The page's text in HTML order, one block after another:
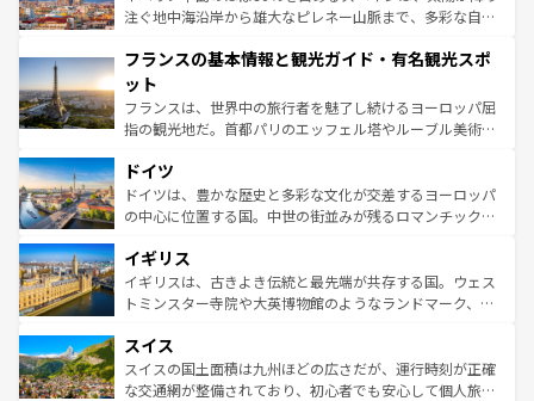
ピザやパスタなど、絶品のイタリア料理を堪能することも
ませてくれるイタリアで、忘れられない旅をしてみよう！
なお、新着のイタリア情報は
しい。
注ぐ地中海沿岸から雄大なピレネー山脈まで、多彩な自然
文化が根付くこの国では、情熱的なフラメンコ、熱気あふ
れる闘牛、そして美味しいタパスが生活の一部となってい
る。首都マドリードの洗練された雰囲気や、バルセロナの
アートに溢れた街角から、地方では古代ローマ遺跡や中世
せる。地方によって風土や気候が異なるスペインはその個
性で訪れる人を魅了する。 なお、新着のスペイン情報は コ
ンテンツ一覧を参照してほしい。
フランスの基本情報と観光ガイド・有名観光スポ
ット
フランスは、世界中の旅行者を魅了し続けるヨーロッパ屈
指の観光地だ。首都パリのエッフェル塔やルーブル美術館
で、幅広い魅力が詰まっている。華麗な宮殿、歴史的な大
聖堂、美しいビーチ、そして豊かな自然が、訪れる者を心
から魅了する。また、フランスは美食の国としても知ら
いる。シャンパンの発祥地であるランス、プロヴァンスの
香り高いラベンダー畑など、多彩な楽しみ方が可能だ。さ
らに、パリ以外の地域にも魅力が溢れており、どの街角に
れる地方に足を運ぶとそれぞれで全く異なる文化を体験で
きるだろう。 なお、新着のフランス情報はコンテンツ一覧
を参照してほしい。
ドイツ
ドイツは、豊かな歴史と多彩な文化が交差するヨーロッパ
の中心に位置する国。中世の街並みが残るロマンチック街
顔を持つこの国は、どこを歩いても飽きることがない。ベ
ルリンの文化的活気、バイエルン州のアルプスの絶景、そ
してライン川沿いのワイン畑といった風景は必見。ビール
は、お酒好きな人にはぜひ体験してほしい。 なお、新着の
ドイツ情報はコンテンツ一覧を参照してほしい。
イギリス
イギリスは、古きよき伝統と最先端が共存する国。ウェス
トミンスター寺院や大英博物館のようなランドマーク、歴
リアごとに異なる魅力がある。また、優雅なアフタヌーン
ティー、ビール好きにはたまらない英国パブ、サッカー観
戦など、本場だからこそできる体験も豊富。イギリスを旅
スイス
スイスの国土面積は九州ほどの広さだが、運行時刻が正確
な交通網が整備されており、初心者でも安心して個人旅行